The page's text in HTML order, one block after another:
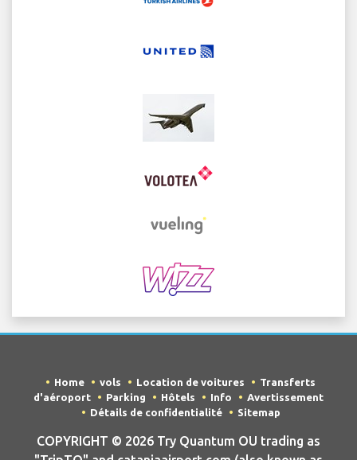
Home vols Location de voitures
Transferts
d'aéroport
Parking Hôtels Info
Avertissement
Détails de confidentialité
Sitemap
COPYRIGHT © 2026 Try Quantum OU trading as